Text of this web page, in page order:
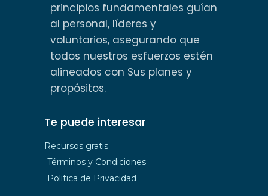
principios fundamentales guían
al personal, líderes y
voluntarios, asegurando que
todos nuestros esfuerzos estén
alineados con Sus planes y
propósitos.
Te puede interesar
Recursos gratis
Términos y Condiciones
Politica de Privacidad